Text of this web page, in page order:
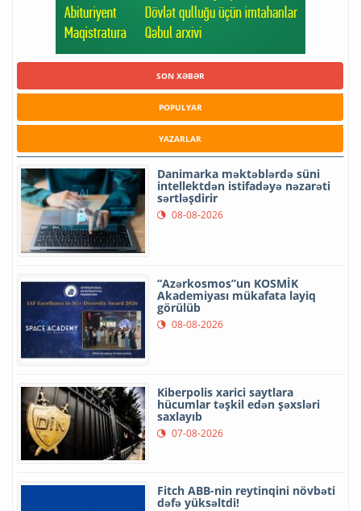
SON XƏBƏR
POPULYAR
YAZARLAR
Danimarka məktəblərdə süni
intellektdən istifadəyə nəzarəti
sərtləşdirir
08-08-2026
“Azərkosmos”un KOSMİK
Akademiyası mükafata layiq
görülüb
08-08-2026
Kiberpolis xarici saytlara
hücumlar təşkil edən şəxsləri
saxlayıb
07-08-2026
Fitch ABB-nin reytinqini növbəti
dəfə yüksəltdi!